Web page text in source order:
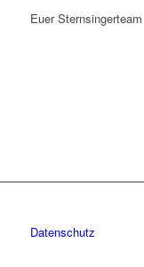
Euer Sternsingerteam
Datenschutz